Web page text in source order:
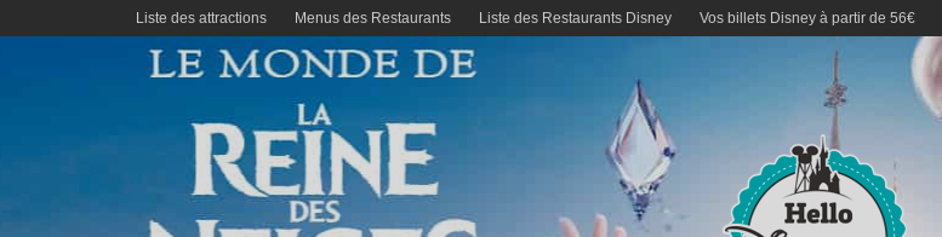
Liste des attractions Menus des Restaurants Liste des Restaurants Disney Vos billets Disney à partir de 56€